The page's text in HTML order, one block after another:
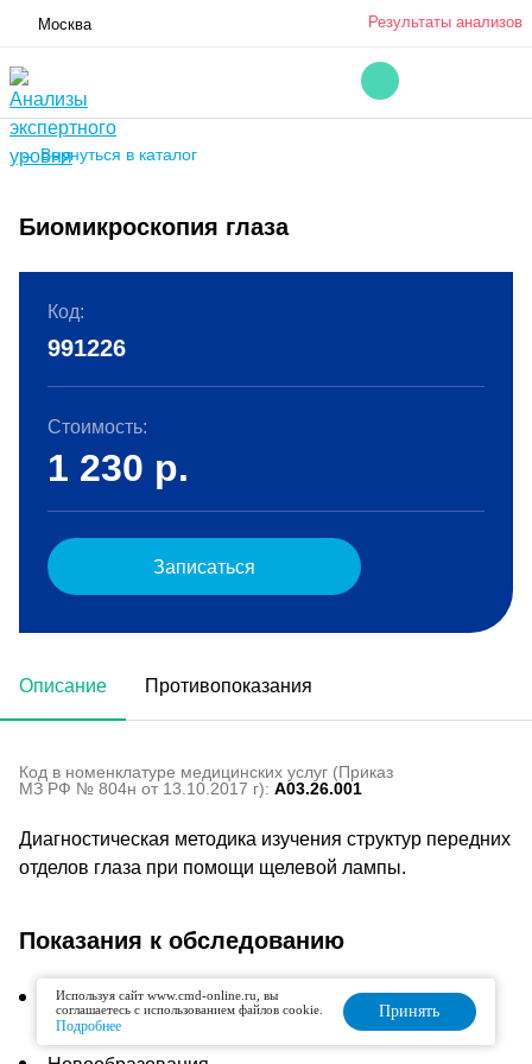
Москва Результаты анализов
← Вернуться в каталог
Биомикроскопия глаза
Описание Противопоказания
Код в номенклатуре медицинских услуг (Приказ
МЗ РФ № 804н от 13.10.2017 г): A03.26.001
Диагностическая методика изучения структур передних
отделов глаза при помощи щелевой лампы.
Показания к обследованию
Болевые ощущения в глазах
Код:
991226
Стоимость:
1 230 р.
Записаться
Используя сайт www.cmd-online.ru, вы
соглашаетесь с использованием файлов cookie.
Подробнее
Принять